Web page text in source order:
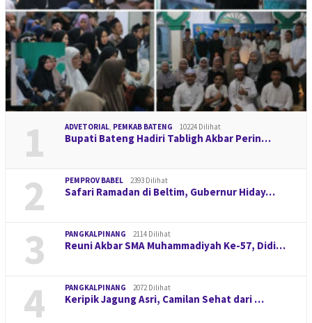
1 ADVETORIAL PEMKAB BATENG 10224 Dilihat
Bupati Bateng Hadiri Tabligh Akbar Perin…
2 PEMPROV BABEL 2393 Dilihat
Safari Ramadan di Beltim, Gubernur Hiday…
3 PANGKALPINANG 2114 Dilihat
Reuni Akbar SMA Muhammadiyah Ke-57, Didi…
4 PANGKALPINANG 2072 Dilihat
Keripik Jagung Asri, Camilan Sehat dari …